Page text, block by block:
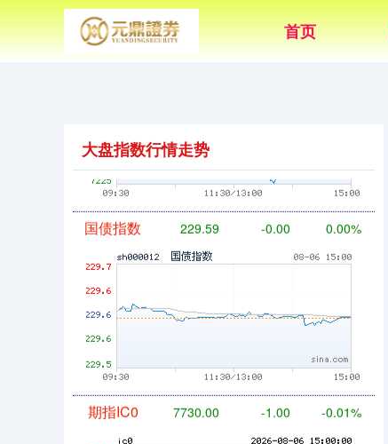
首页
大盘指数行情走势
国债指数 229.59
期指IC0